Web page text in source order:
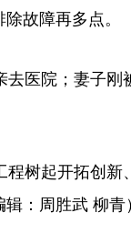
故障再多点。
医院；妻子刚
树起开拓创新
：周胜武 柳青）